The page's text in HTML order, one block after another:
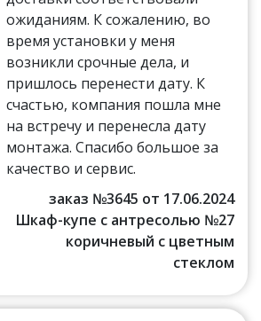
ожиданиям. К сожалению, во
время установки у меня
возникли срочные дела, и
пришлось перенести дату. К
счастью, компания пошла мне
на встречу и перенесла дату
монтажа. Спасибо большое за
качество и сервис.
заказ №3645 от 17.06.2024
Шкаф-купе с антресолью №27
коричневый с цветным
стеклом